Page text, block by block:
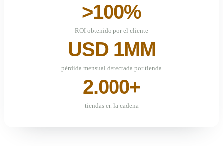
>100%
ROI obtenido por el cliente
USD 1MM
pérdida mensual detectada por tienda
2.000+
tiendas en la cadena